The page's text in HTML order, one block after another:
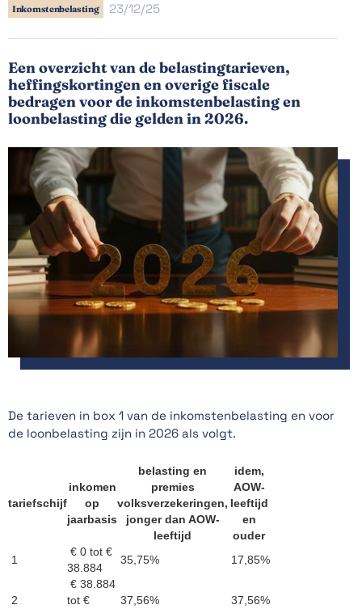
Inkomstenbelasting 23/12/25
Een overzicht van de belastingtarieven,
heffingskortingen en overige fiscale
bedragen voor de inkomstenbelasting en
loonbelasting die gelden in 2026.
De tarieven in box 1 van de inkomstenbelasting en voor
de loonbelasting zijn in 2026 als volgt.
tariefschijf
inkomen
op
jaarbasis
belasting en
premies
volksverzekeringen,
jonger dan AOW-
leeftijd
idem,
AOW-
leeftijd
en
ouder
1
€ 0 tot €
38.884
35,75% 17,85%
2
€ 38.884
tot €
37,56% 37,56%